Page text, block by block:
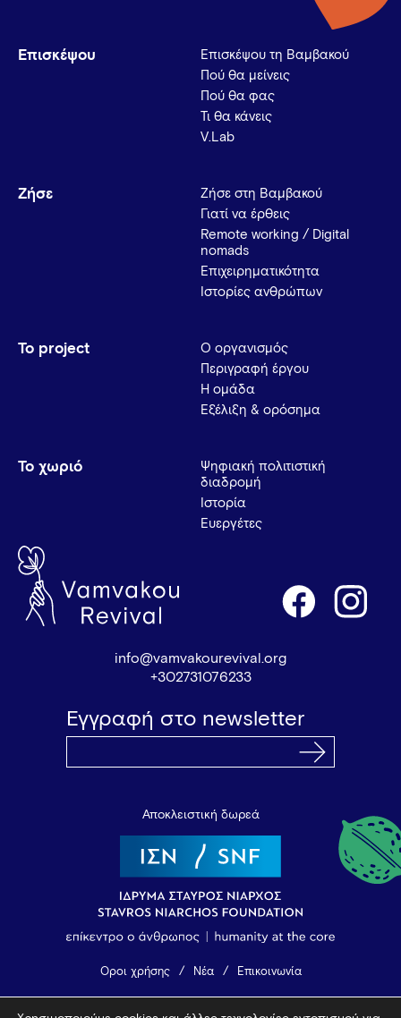
Επισκέψου
Επισκέψου τη Βαμβακού
Πού θα μείνεις
Πού θα φας
Τι θα κάνεις
V.Lab
Ζήσε
Ζήσε στη Βαμβακού
Γιατί να έρθεις
Remote working / Digital
nomads
Επιχειρηματικότητα
Ιστορίες ανθρώπων
Το project
Ο οργανισμός
Περιγραφή έργου
Η ομάδα
Εξέλιξη & ορόσημα
Το χωριό
Ψηφιακή πολιτιστική
διαδρομή
Ιστορία
Ευεργέτες
info@vamvakourevival.org
+302731076233
Εγγραφή στο newsletter
Αποκλειστική δωρεά
Όροι χρήσης Νέα Επικοινωνία